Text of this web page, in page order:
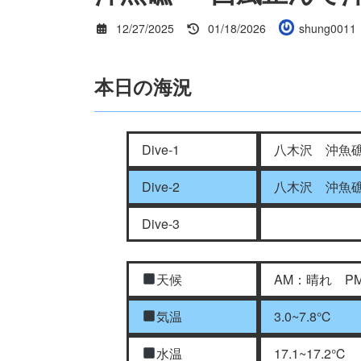
12/27/2025
最
時
01/18/2026 shung0011
本日の海況
Dive-1
八木沢 沖魚
Dive-2
八木沢 沖魚
Dive-3
天候
AM：晴れ
気温
3.0~7.8℃
水温
17.1~17.2℃